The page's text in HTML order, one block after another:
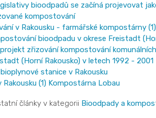
bioodpadů se začíná projevovat
kompostování
v Rakousku - farmářské kompostárny
bioodpadu v okrese Freistadt
zřizování kompostování
(Horní Rakousko) v letech 1992 - 2001
stanice v Rakousku
Rakousku (1) Kompostárna Lobau
články v kategorii Bioodpady a